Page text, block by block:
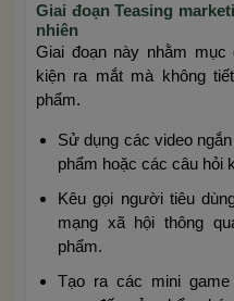
Giai đoạn Teasing
nhiên
Giai đoạn này nhằm
kiện ra mắt mà không
phẩm.
Sử dụng các video
phẩm hoặc các câu hỏi
Kêu gọi người tiêu
mạng xã hội thông
phẩm.
Tạo ra các mini